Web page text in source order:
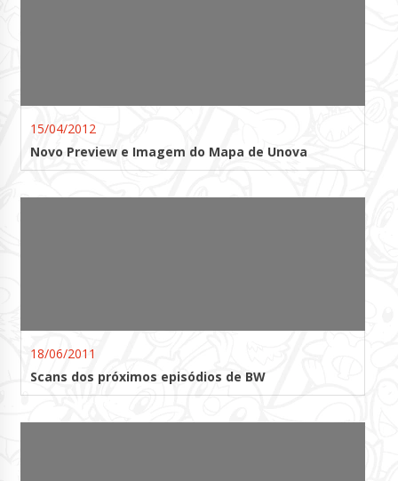
15/04/2012
Novo Preview e Imagem do Mapa de Unova
18/06/2011
Scans dos próximos episódios de BW